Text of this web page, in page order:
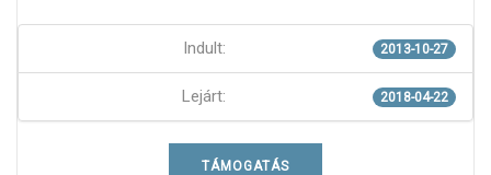
Indult: 2013-10-27
Lejárt: 2018-04-22
TÁMOGATÁS